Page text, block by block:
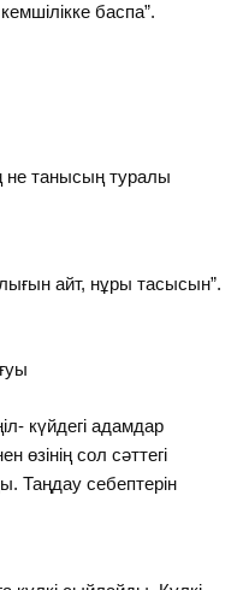
баспа”.
не танысың туралы
айт, нұры тасысын”.
күйдегі адамдар
өзінің сол сәттегі
Таңдау себептерін